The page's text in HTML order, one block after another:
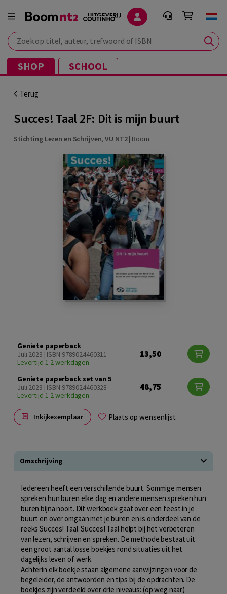
Zoek op titel, auteur, trefwoord of ISBN
SHOP SCHOOL
Terug
Succes! Taal 2F: Dit is mijn buurt
Stichting Lezen en Schrijven,VU NT2| Boom
Geniete paperback
Juli 2023 | ISBN 9789024460311
Levertijd 1-2 werkdagen
13,50
Geniete paperback set van 5
Juli 2023 | ISBN 9789024460328
Levertijd 1-2 werkdagen
48,75
Inkijkexemplaar Plaats op wensenlijst
Omschrijving
Iedereen heeft een verschillende buurt. Sommige mensen
spreken hun buren elke dag en andere mensen spreken hun
buren bijna nooit. Dit werkboek gaat over een feest in je
buurt en over omgaan met je buren en is onderdeel van de
reeks Succes! Taal. Succes! Taal helpt bij het verbeteren
van lezen, schrijven en spreken. De methode bestaat uit
een groot aantal losse boekjes rond situaties uit het
dagelijks leven of werk.
Achterin elk boekje staan algemene aanwijzingen voor de
begeleider, de antwoorden en tips bij de opdrachten. De
boekjes zijn verdeeld over drie niveaus: (op weg naar)